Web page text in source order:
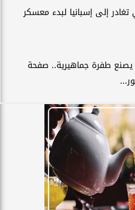
تغادر إلى إسبانيا لبدء معسكر
طفرة جماهيرية.. صفحة